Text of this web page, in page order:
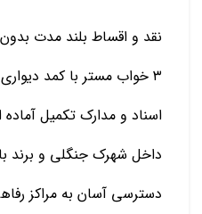
نقد و اقساط بلند مدت
۳ خواب مستر با کمد دیواری و نورگیر عالی
اسناد و مدارک تکمیل آماده
داخل شهرک جنگلی و برند
دسترسی آسان به مراکز